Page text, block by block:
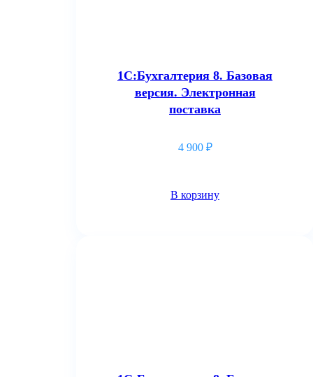
1С:Бухгалтерия 8. Базовая
версия. Электронная
поставка
4 900 ₽
В корзину